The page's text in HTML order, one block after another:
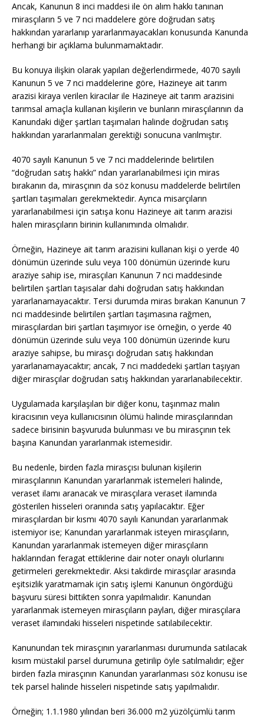
Ancak, Kanunun 8 inci maddesi ile ön alım hakkı tanınan
mirasçıların 5 ve 7 nci maddelere göre doğrudan satış
hakkından yararlanıp yararlanmayacakları konusunda Kanunda
herhangi bir açıklama bulunmamaktadır.
Bu konuya ilişkin olarak yapılan değerlendirmede, 4070 sayılı
Kanunun 5 ve 7 nci maddelerine göre, Hazineye ait tarım
arazisi kiraya verilen kiracılar ile Hazineye ait tarım arazisini
tarımsal amaçla kullanan kişilerin ve bunların mirasçılarının da
Kanundaki diğer şartları taşımaları halinde doğrudan satış
hakkından yararlanmaları gerektiği sonucuna varılmıştır.
4070 sayılı Kanunun 5 ve 7 nci maddelerinde belirtilen
“doğrudan satış hakkı” ndan yararlanabilmesi için miras
bırakanın da, mirasçının da söz konusu maddelerde belirtilen
şartları taşımaları gerekmektedir. Ayrıca misarçıların
yararlanabilmesi için satışa konu Hazineye ait tarım arazisi
halen mirasçıların birinin kullanımında olmalıdır.
Örneğin, Hazineye ait tarım arazisini kullanan kişi o yerde 40
dönümün üzerinde sulu veya 100 dönümün üzerinde kuru
araziye sahip ise, mirasçıları Kanunun 7 nci maddesinde
belirtilen şartları taşısalar dahi doğrudan satış hakkından
yararlanamayacaktır. Tersi durumda miras bırakan Kanunun 7
nci maddesinde belirtilen şartları taşımasına rağmen,
mirasçılardan biri şartları taşımıyor ise örneğin, o yerde 40
dönümün üzerinde sulu veya 100 dönümün üzerinde kuru
araziye sahipse, bu mirasçı doğrudan satış hakkından
yararlanamayacaktır; ancak, 7 nci maddedeki şartları taşıyan
diğer mirasçılar doğrudan satış hakkından yararlanabilecektir.
Uygulamada karşılaşılan bir diğer konu, taşınmaz malın
kiracısının veya kullanıcısının ölümü halinde mirasçılarından
sadece birisinin başvuruda bulunması ve bu mirasçının tek
başına Kanundan yararlanmak istemesidir.
Bu nedenle, birden fazla mirasçısı bulunan kişilerin
mirasçılarının Kanundan yararlanmak istemeleri halinde,
veraset ilamı aranacak ve mirasçılara veraset ilamında
gösterilen hisseleri oranında satış yapılacaktır. Eğer
mirasçılardan bir kısmı 4070 sayılı Kanundan yararlanmak
istemiyor ise; Kanundan yararlanmak isteyen mirasçıların,
Kanundan yararlanmak istemeyen diğer mirasçıların
haklarından feragat ettiklerine dair noter onaylı olurlarını
getirmeleri gerekmektedir. Aksi takdirde mirasçılar arasında
eşitsizlik yaratmamak için satış işlemi Kanunun öngördüğü
başvuru süresi bittikten sonra yapılmalıdır. Kanundan
yararlanmak istemeyen mirasçıların payları, diğer mirasçılara
veraset ilamındaki hisseleri nispetinde satılabilecektir.
Kanunundan tek mirasçının yararlanması durumunda satılacak
kısım müstakil parsel durumuna getirilip öyle satılmalıdır; eğer
birden fazla mirasçının Kanundan yararlanması söz konusu ise
tek parsel halinde hisseleri nispetinde satış yapılmalıdır.
Örneğin; 1.1.1980 yılından beri 36.000 m2 yüzölçümlü tarım